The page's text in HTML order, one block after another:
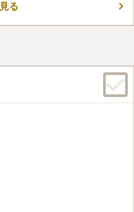
す。一般墓所の他にも永代供
3件
る